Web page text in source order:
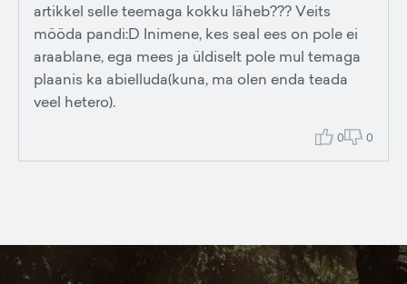
artikkel selle teemaga kokku läheb??? Veits
mööda pandi:D Inimene, kes seal ees on pole ei
araablane, ega mees ja üldiselt pole mul temaga
plaanis ka abielluda(kuna, ma olen enda teada
veel hetero).
0 0